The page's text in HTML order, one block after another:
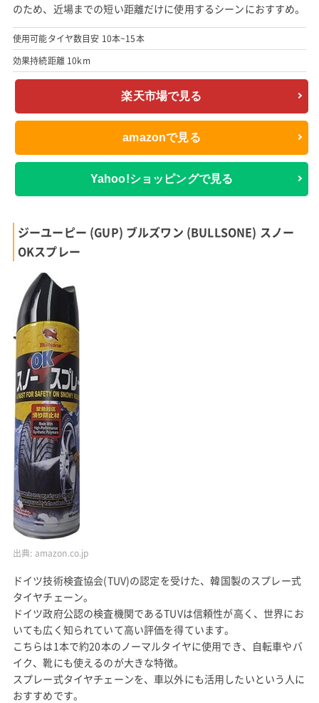
のため、近場までの短い距離だけに使用するシーンにおすすめ。
使用可能タイヤ数目安 10本~15本
効果持続距離 10km
楽天市場で見る
amazonで見る
Yahoo!ショッピングで見る
ジーユーピー (GUP) ブルズワン (BULLSONE) スノー
OKスプレー
出典: amazon.co.jp
ドイツ技術検査協会(TUV)の認定を受けた、韓国製のスプレー式
タイヤチェーン。
ドイツ政府公認の検査機関であるTUVは信頼性が高く、世界にお
いても広く知られていて高い評価を得ています。
こちらは1本で約20本のノーマルタイヤに使用でき、自転車やバ
イク、靴にも使えるのが大きな特徴。
スプレー式タイヤチェーンを、車以外にも活用したいという人に
おすすめです。